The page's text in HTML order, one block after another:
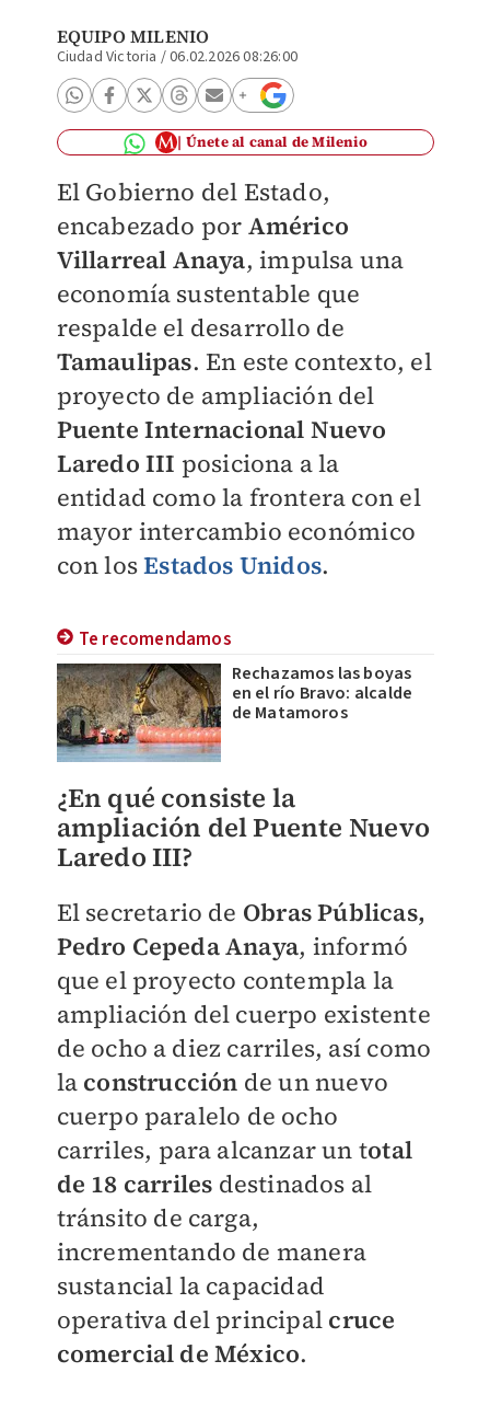
EQUIPO MILENIO
Ciudad Victoria /06.02.2026 08:26:00
Únete al canal de Milenio
El Gobierno del Estado,
encabezado por Américo
Villarreal Anaya, impulsa una
economía sustentable que
respalde el desarrollo de
Tamaulipas. En este contexto, el
proyecto de ampliación del
Puente Internacional Nuevo
Laredo III posiciona a la
entidad como la frontera con el
mayor intercambio económico
con losEstados Unidos.
Te recomendamos
Rechazamos las boyas
en el río Bravo: alcalde
de Matamoros
¿En qué consiste la
ampliación del Puente Nuevo
Laredo III?
El secretario de Obras Públicas,
Pedro Cepeda Anaya, informó
que el proyecto contempla la
ampliación del cuerpo existente
de ocho a diez carriles, así como
la construcción de un nuevo
cuerpo paralelo de ocho
carriles, para alcanzar un total
de 18 carriles destinados al
tránsito de carga,
incrementando de manera
sustancial la capacidad
operativa del principal cruce
comercial de México.